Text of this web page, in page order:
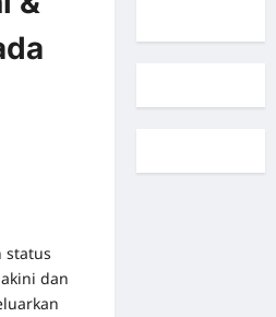
status
dan